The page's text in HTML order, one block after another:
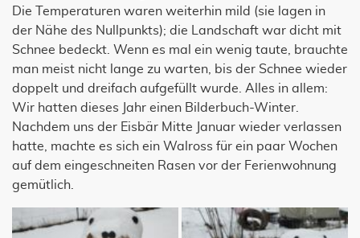
Die Temperaturen waren weiterhin mild (sie lagen in
der Nähe des Nullpunkts); die Landschaft war dicht mit
Schnee bedeckt. Wenn es mal ein wenig taute, brauchte
man meist nicht lange zu warten, bis der Schnee wieder
doppelt und dreifach aufgefüllt wurde. Alles in allem:
Wir hatten dieses Jahr einen Bilderbuch-Winter.
Nachdem uns der Eisbär Mitte Januar wieder verlassen
hatte, machte es sich ein Walross für ein paar Wochen
auf dem eingeschneiten Rasen vor der Ferienwohnung
gemütlich.